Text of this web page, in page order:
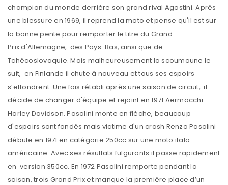
champion du monde derrière son grand rival Agostini. Après
une blessure en 1969, il reprend la moto et pense qu'il est sur
la bonne pente pour remporter le titre du Grand
Prix d'Allemagne, des Pays-Bas, ainsi que de
Tchécoslovaquie. Mais malheureusement la scoumoune le
suit, en Finlande il chute à nouveau et tous ses espoirs
s’effondrent. Une fois rétabli après une saison de circuit, il
décide de changer d'équipe et rejoint en 1971 Aermacchi-
Harley Davidson. Pasolini monte en flèche, beaucoup
d'espoirs sont fondés mais victime d'un crash Renzo Pasolini
débute en 1971 en catégorie 250cc sur une moto italo-
américaine. Avec ses résultats fulgurants il passe rapidement
en version 350cc. En 1972 Pasolini remporte pendant la
saison, trois Grand Prix et manque la première place d’un